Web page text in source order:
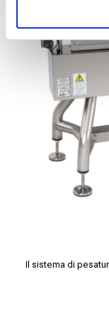
Il sistema di